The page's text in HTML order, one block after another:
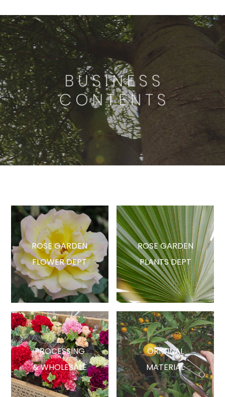
ROSE GARDEN
FLOWER DEPT
ROSE GARDEN
PLANTS DEPT
PROCESSING
& WHOLESALE
ORIGINAL
MATERIAL